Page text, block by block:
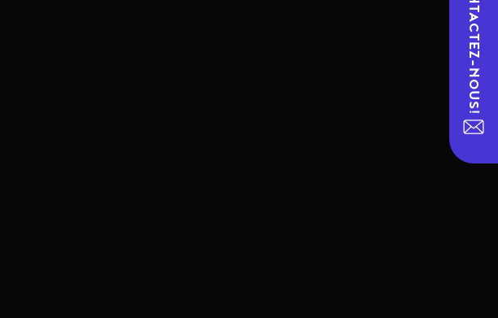
CONTACTEZ-NOUS!